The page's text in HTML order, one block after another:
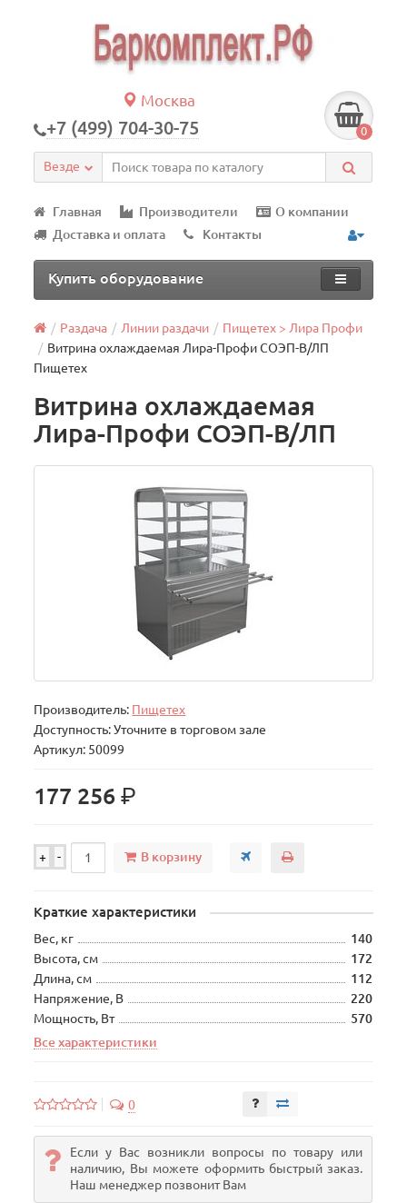
Москва
+7 (499) 704-30-75 0
Везде
Главная Производители
О компании
Доставка и оплата
Контакты
Купить оборудование
Раздача Линии раздачи
Пищетех > Лира Профи
Витрина охлаждаемая Лира-Профи СОЭП-В/ЛП
Пищетех
Витрина охлаждаемая
Лира-Профи СОЭП-В/ЛП
Производитель: Пищетех
Доступность: Уточните в торговом зале
Артикул: 50099
177 256р.
+ - В корзину
Краткие характеристики
Вес, кг
140
Высота, см
172
Длина, см
112
Напряжение, В
220
Мощность, Вт
570
Все характеристики
0
Если у Вас возникли вопросы по товару или
наличию, Вы можете оформить быстрый заказ.
Наш менеджер позвонит Вам